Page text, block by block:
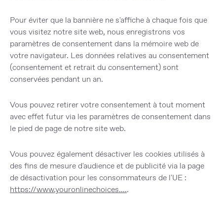
Pour éviter que la bannière ne s'affiche à chaque fois que
vous visitez notre site web, nous enregistrons vos
paramètres de consentement dans la mémoire web de
votre navigateur. Les données relatives au consentement
(consentement et retrait du consentement) sont
conservées pendant un an.
Vous pouvez retirer votre consentement à tout moment
avec effet futur via les paramètres de consentement dans
le pied de page de notre site web.
Vous pouvez également désactiver les cookies utilisés à
des fins de mesure d'audience et de publicité via la page
de désactivation pour les consommateurs de l'UE :
https://www.youronlinechoices.....